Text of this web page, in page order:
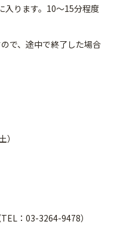
入ります。10～15分程度
で、途中で終了した場合
：03-3264-9478）